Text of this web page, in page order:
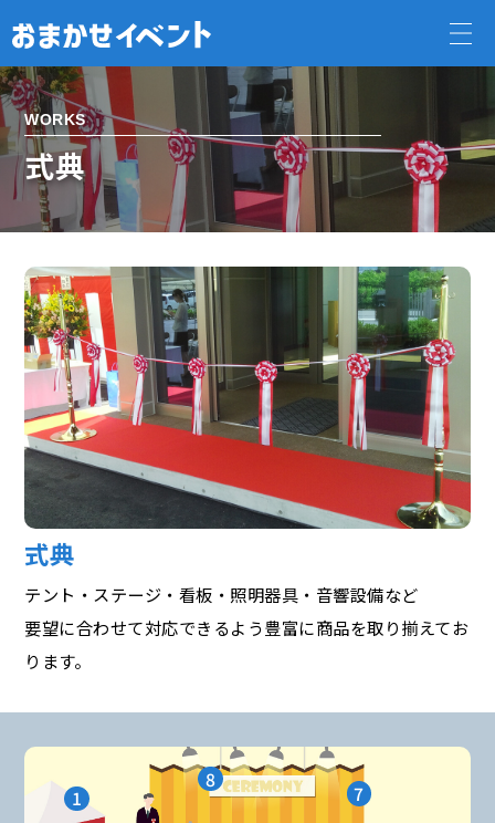
WORKS
式典
式典
テント・ステージ・看板・照明器具・音響設備など
要望に合わせて対応できるよう豊富に商品を取り揃えてお
ります。
1 7
8